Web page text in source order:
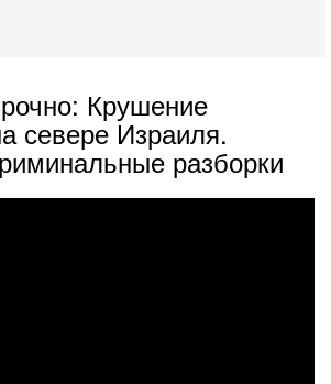
Крушение
севере Израиля.
разборки